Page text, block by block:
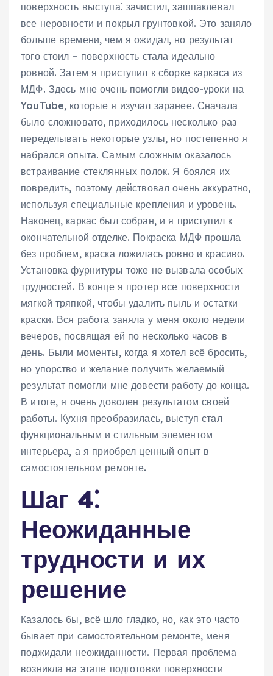
поверхность выступа⁚ зачистил, зашпаклевал
все неровности и покрыл грунтовкой. Это заняло
больше времени, чем я ожидал, но результат
того стоил – поверхность стала идеально
ровной. Затем я приступил к сборке каркаса из
МДФ. Здесь мне очень помогли видео-уроки на
YouTube, которые я изучал заранее. Сначала
было сложновато, приходилось несколько раз
переделывать некоторые узлы, но постепенно я
набрался опыта. Самым сложным оказалось
встраивание стеклянных полок. Я боялся их
повредить, поэтому действовал очень аккуратно,
используя специальные крепления и уровень.
Наконец, каркас был собран, и я приступил к
окончательной отделке. Покраска МДФ прошла
без проблем, краска ложилась ровно и красиво.
Установка фурнитуры тоже не вызвала особых
трудностей. В конце я протер все поверхности
мягкой тряпкой, чтобы удалить пыль и остатки
краски. Вся работа заняла у меня около недели
вечеров, посвящая ей по несколько часов в
день. Были моменты, когда я хотел всё бросить,
но упорство и желание получить желаемый
результат помогли мне довести работу до конца.
В итоге, я очень доволен результатом своей
работы. Кухня преобразилась, выступ стал
функциональным и стильным элементом
интерьера, а я приобрел ценный опыт в
самостоятельном ремонте.
Шаг 4⁚
Неожиданные
трудности и их
решение
Казалось бы, всё шло гладко, но, как это часто
бывает при самостоятельном ремонте, меня
поджидали неожиданности. Первая проблема
возникла на этапе подготовки поверхности